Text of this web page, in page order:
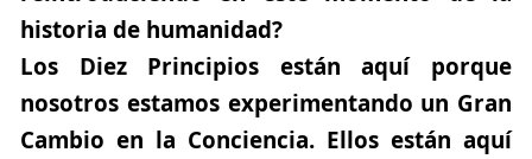
historia de humanidad?
Los Diez Principios están aquí porque
nosotros estamos experimentando un Gran
Cambio en la Conciencia. Ellos están aquí